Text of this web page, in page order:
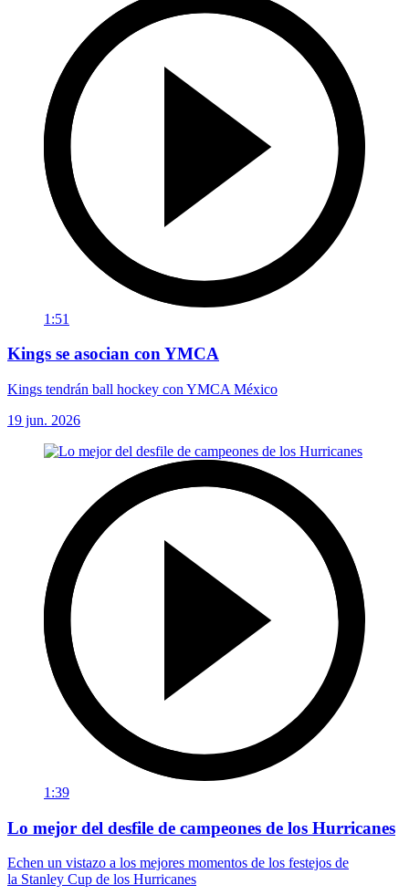
1:51
Kings se asocian con YMCA
Kings tendrán ball hockey con YMCA México
19 jun. 2026
1:39
Lo mejor del desfile de campeones de los Hurricanes
Echen un vistazo a los mejores momentos de los festejos de
la Stanley Cup de los Hurricanes